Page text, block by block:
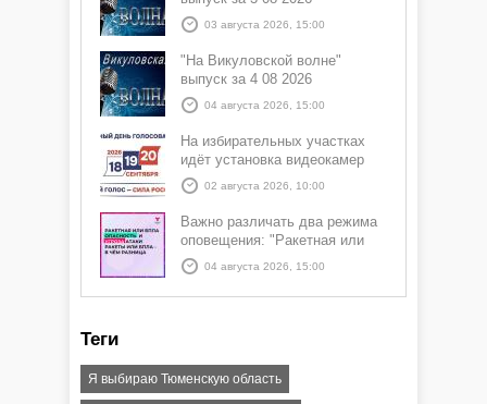
03 августа 2026, 15:00
"На Викуловской волне"
выпуск за 4 08 2026
04 августа 2026, 15:00
На избирательных участках
идёт установка видеокамер
02 августа 2026, 10:00
Важно различать два режима
оповещения: "Ракетная или
БПЛА опасность" и "Угроза
атаки ракеты или БПЛА"
04 августа 2026, 15:00
Теги
Я выбираю Тюменскую область